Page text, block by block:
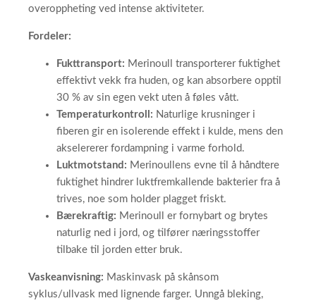
overoppheting ved intense aktiviteter.
Fordeler:
Fukttransport: Merinoull transporterer fuktighet
effektivt vekk fra huden, og kan absorbere opptil
30 % av sin egen vekt uten å føles vått.
Temperaturkontroll: Naturlige krusninger i
fiberen gir en isolerende effekt i kulde, mens den
akselererer fordampning i varme forhold.
Luktmotstand: Merinoullens evne til å håndtere
fuktighet hindrer luktfremkallende bakterier fra å
trives, noe som holder plagget friskt.
Bærekraftig: Merinoull er fornybart og brytes
naturlig ned i jord, og tilfører næringsstoffer
tilbake til jorden etter bruk.
Vaskeanvisning: Maskinvask på skånsom
syklus/ullvask med lignende farger. Unngå bleking,